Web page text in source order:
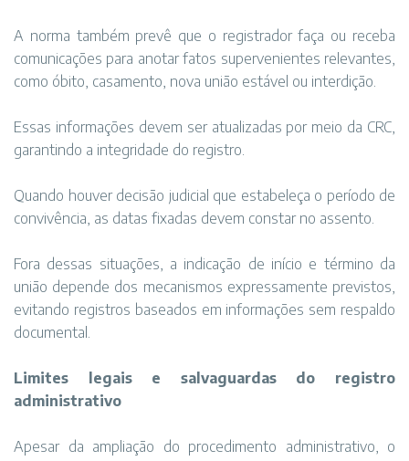
A norma também prevê que o registrador faça ou receba
comunicações para anotar fatos supervenientes relevantes,
como óbito, casamento, nova união estável ou interdição.
Essas informações devem ser atualizadas por meio da CRC,
garantindo a integridade do registro.
Quando houver decisão judicial que estabeleça o período de
convivência, as datas fixadas devem constar no assento.
Fora dessas situações, a indicação de início e término da
união depende dos mecanismos expressamente previstos,
evitando registros baseados em informações sem respaldo
documental.
Limites legais e salvaguardas do registro
administrativo
Apesar da ampliação do procedimento administrativo, o